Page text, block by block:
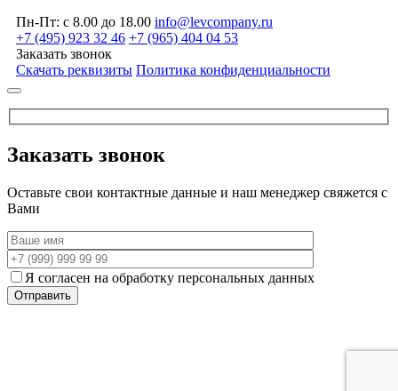
Пн-Пт: с 8.00 до 18.00 info@levcompany.ru
+7 (495) 923 32 46 +7 (965) 404 04 53
Заказать звонок
Скачать реквизиты Политика конфиденциальности
Заказать звонок
Оставьте свои контактные данные и наш менеджер свяжется с
Вами
Я согласен на обработку персональных данных